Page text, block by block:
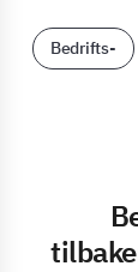
Bedrifts-